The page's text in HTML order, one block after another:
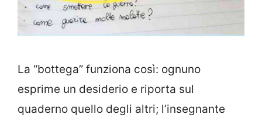
La “bottega” funziona così: ognuno
esprime un desiderio e riporta sul
quaderno quello degli altri; l’insegnante